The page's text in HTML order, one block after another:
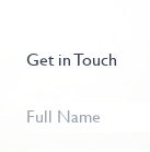
Get in Touch
Full